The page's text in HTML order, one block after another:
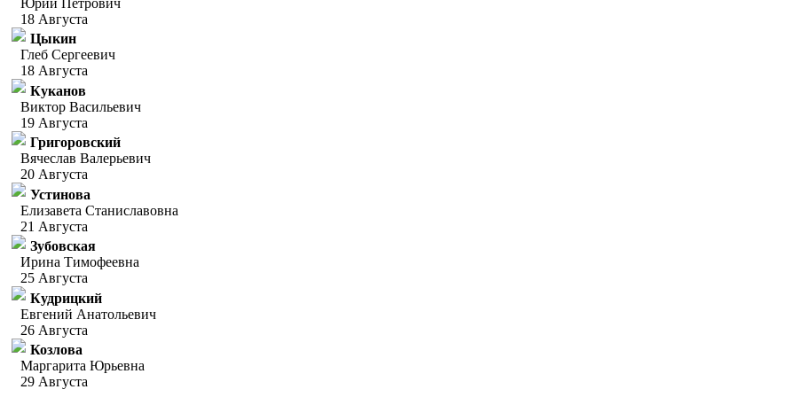
Юрий Петрович
18 Августа
Цыкин
Глеб Сергеевич
18 Августа
Куканов
Виктор Васильевич
19 Августа
Григоровский
Вячеслав Валерьевич
20 Августа
Устинова
Елизавета Станиславовна
21 Августа
Зубовская
Ирина Тимофеевна
25 Августа
Кудрицкий
Евгений Анатольевич
26 Августа
Козлова
Маргарита Юрьевна
29 Августа